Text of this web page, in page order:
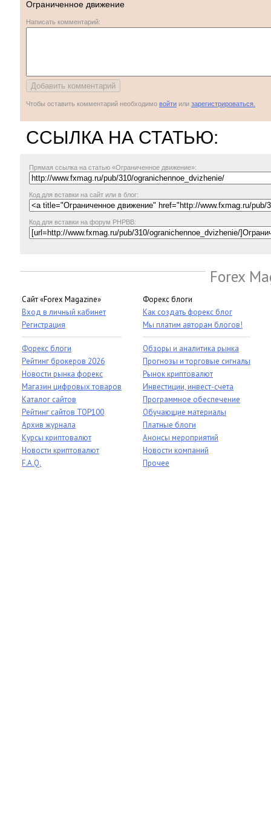
Ограниченное движение
Написать комментарий:
Чтобы оставить комментарий необходимо войти или зарегистрироваться.
ССЫЛКА НА СТАТЬЮ:
Прямая ссылка на статью «Ограниченное движение»:
Код для вставки на сайт или в блог:
Код для вставки на форум PHPBB:
Forex
Сайт «Forex Magazine»
Вход в личный кабинет
Регистрация
Форекс блоги
Рейтинг брокеров 2026
Новости рынка форекс
Магазин цифровых товаров
Каталог сайтов
Рейтинг сайтов TOP100
Архив журнала
Курсы криптовалют
Новости криптовалют
F.A.Q.
Форекс блоги
Как создать форекс блог
Мы платим авторам блогов!
Обзоры и аналитика рынка
Прогнозы и торговые сигналы
Рынок криптовалют
Инвестиции, инвест-счета
Программное обеспечение
Обучающие материалы
Платные блоги
Анонсы мероприятий
Новости компаний
Прочее